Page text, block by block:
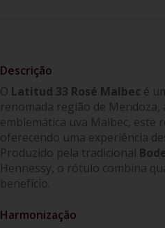
O Latitud 33 Rosé Malbec é
renomada região de Mendoza,
emblemática uva Malbec,
oferecendo uma experiência
Produzido pela tradicional
Hennessy, o rótulo combina
benefício.
Harmonização